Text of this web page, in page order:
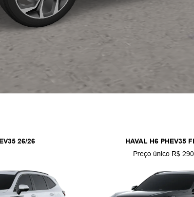
26/26
HAVAL H6 PHEV35
Preço único R$